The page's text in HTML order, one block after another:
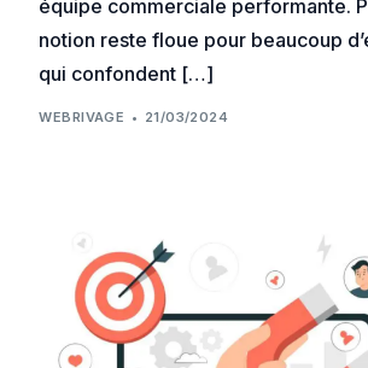
équipe commerciale performante.
notion reste floue pour beaucoup
qui confondent […]
WEBRIVAGE 21/03/2024